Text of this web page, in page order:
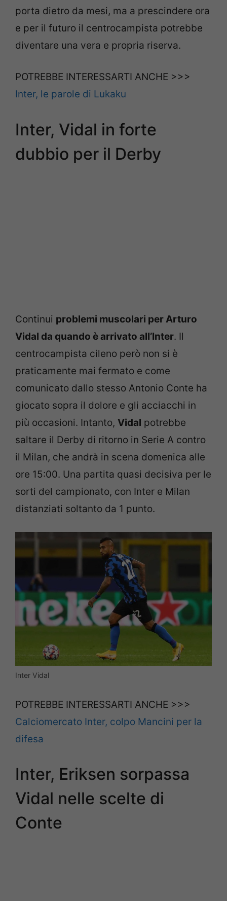
porta dietro da mesi, ma a prescindere ora
e per il futuro il centrocampista potrebbe
diventare una vera e propria riserva.
POTREBBE INTERESSARTI ANCHE >>>
Inter, le parole di Lukaku
Inter, Vidal in forte
dubbio per il Derby
Continui problemi muscolari per Arturo
Vidal da quando è arrivato all’Inter. Il
centrocampista cileno però non si è
praticamente mai fermato e come
comunicato dallo stesso Antonio Conte ha
giocato sopra il dolore e gli acciacchi in
più occasioni. Intanto, Vidal potrebbe
saltare il Derby di ritorno in Serie A contro
il Milan, che andrà in scena domenica alle
ore 15:00. Una partita quasi decisiva per le
sorti del campionato, con Inter e Milan
distanziati soltanto da 1 punto.
Inter Vidal
POTREBBE INTERESSARTI ANCHE >>>
Calciomercato Inter, colpo Mancini per la
difesa
Inter, Eriksen sorpassa
Vidal nelle scelte di
Conte